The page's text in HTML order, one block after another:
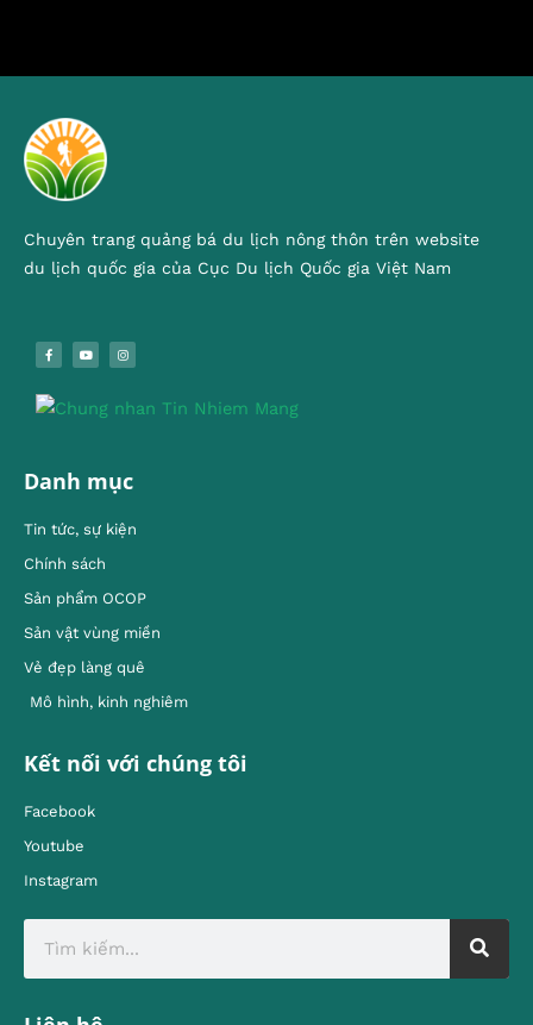
Chuyên trang quảng bá du lịch nông thôn trên website
du lịch quốc gia của Cục Du lịch Quốc gia Việt Nam
Danh mục
Tin tức, sự kiện
Chính sách
Sản phẩm OCOP
Sản vật vùng miền
Vẻ đẹp làng quê
Mô hình, kinh nghiêm
Kết nối với chúng tôi
Facebook
Youtube
Instagram